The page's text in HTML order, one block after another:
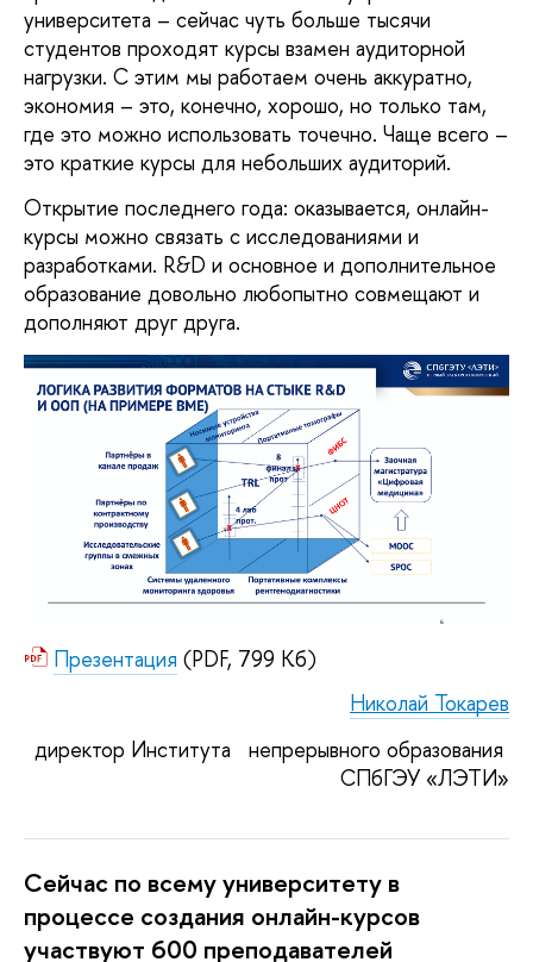
университета – сейчас чуть больше тысячи
студентов проходят курсы взамен аудиторной
нагрузки. С этим мы работаем очень аккуратно,
экономия – это, конечно, хорошо, но только там,
где это можно использовать точечно. Чаще всего –
это краткие курсы для небольших аудиторий.
Открытие последнего года: оказывается, онлайн-
курсы можно связать с исследованиями и
разработками. R&D и основное и дополнительное
образование довольно любопытно совмещают и
дополняют друг друга.
Презентация (PDF, 799 Кб)
Николай Токарев
директор Института
непрерывного образования
СПбГЭУ «ЛЭТИ»
Сейчас по всему университету в
процессе создания онлайн-курсов
участвуют 600 преподавателей